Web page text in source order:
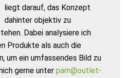
liegt darauf, das Konzept
dahinter objektiv zu
Dabei analysiere ich
Produkte als auch die
um ein umfassendes Bild zu
gerne unter pam@outlet-